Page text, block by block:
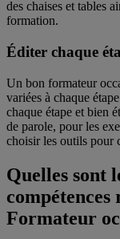
des chaises et tables
formation.
Éditer chaque
Un bon formateur
variées à chaque
chaque étape et bien
de parole, pour les
choisir les outils pour
Quelles sont
Formateur